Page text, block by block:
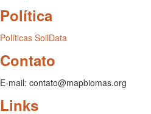
Política
Políticas SoilData
Contato
E-mail: contato@mapbiomas.org
Links